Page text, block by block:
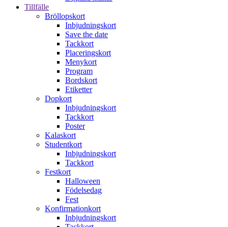
Tillfälle
Bröllopskort
Inbjudningskort
Save the date
Tackkort
Placeringskort
Menykort
Program
Bordskort
Etiketter
Dopkort
Inbjudningskort
Tackkort
Poster
Kalaskort
Studentkort
Inbjudningskort
Tackkort
Festkort
Halloween
Födelsedag
Fest
Konfirmationkort
Inbjudningskort